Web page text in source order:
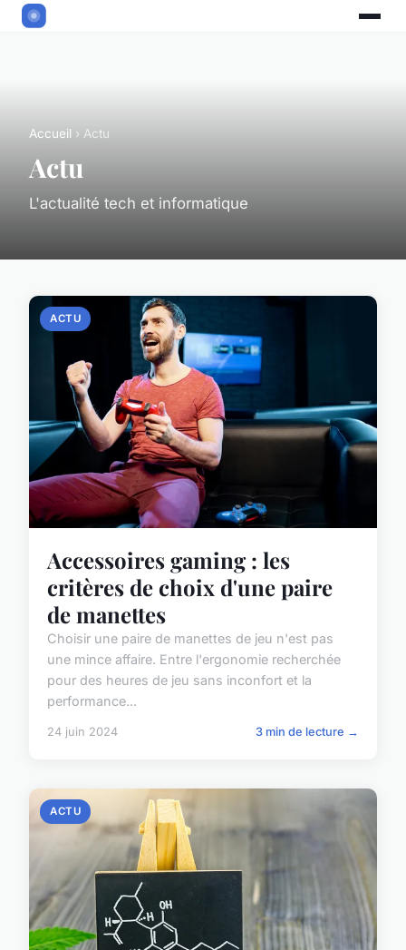
Accueil › Actu
Actu
L'actualité tech et informatique
ACTU
Accessoires gaming : les
critères de choix d'une paire
de manettes
Choisir une paire de manettes de jeu n'est pas
une mince affaire. Entre l'ergonomie recherchée
pour des heures de jeu sans inconfort et la
performance...
24 juin 2024 3 min de lecture →
ACTU